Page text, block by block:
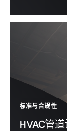
标准与合规性
HVAC管